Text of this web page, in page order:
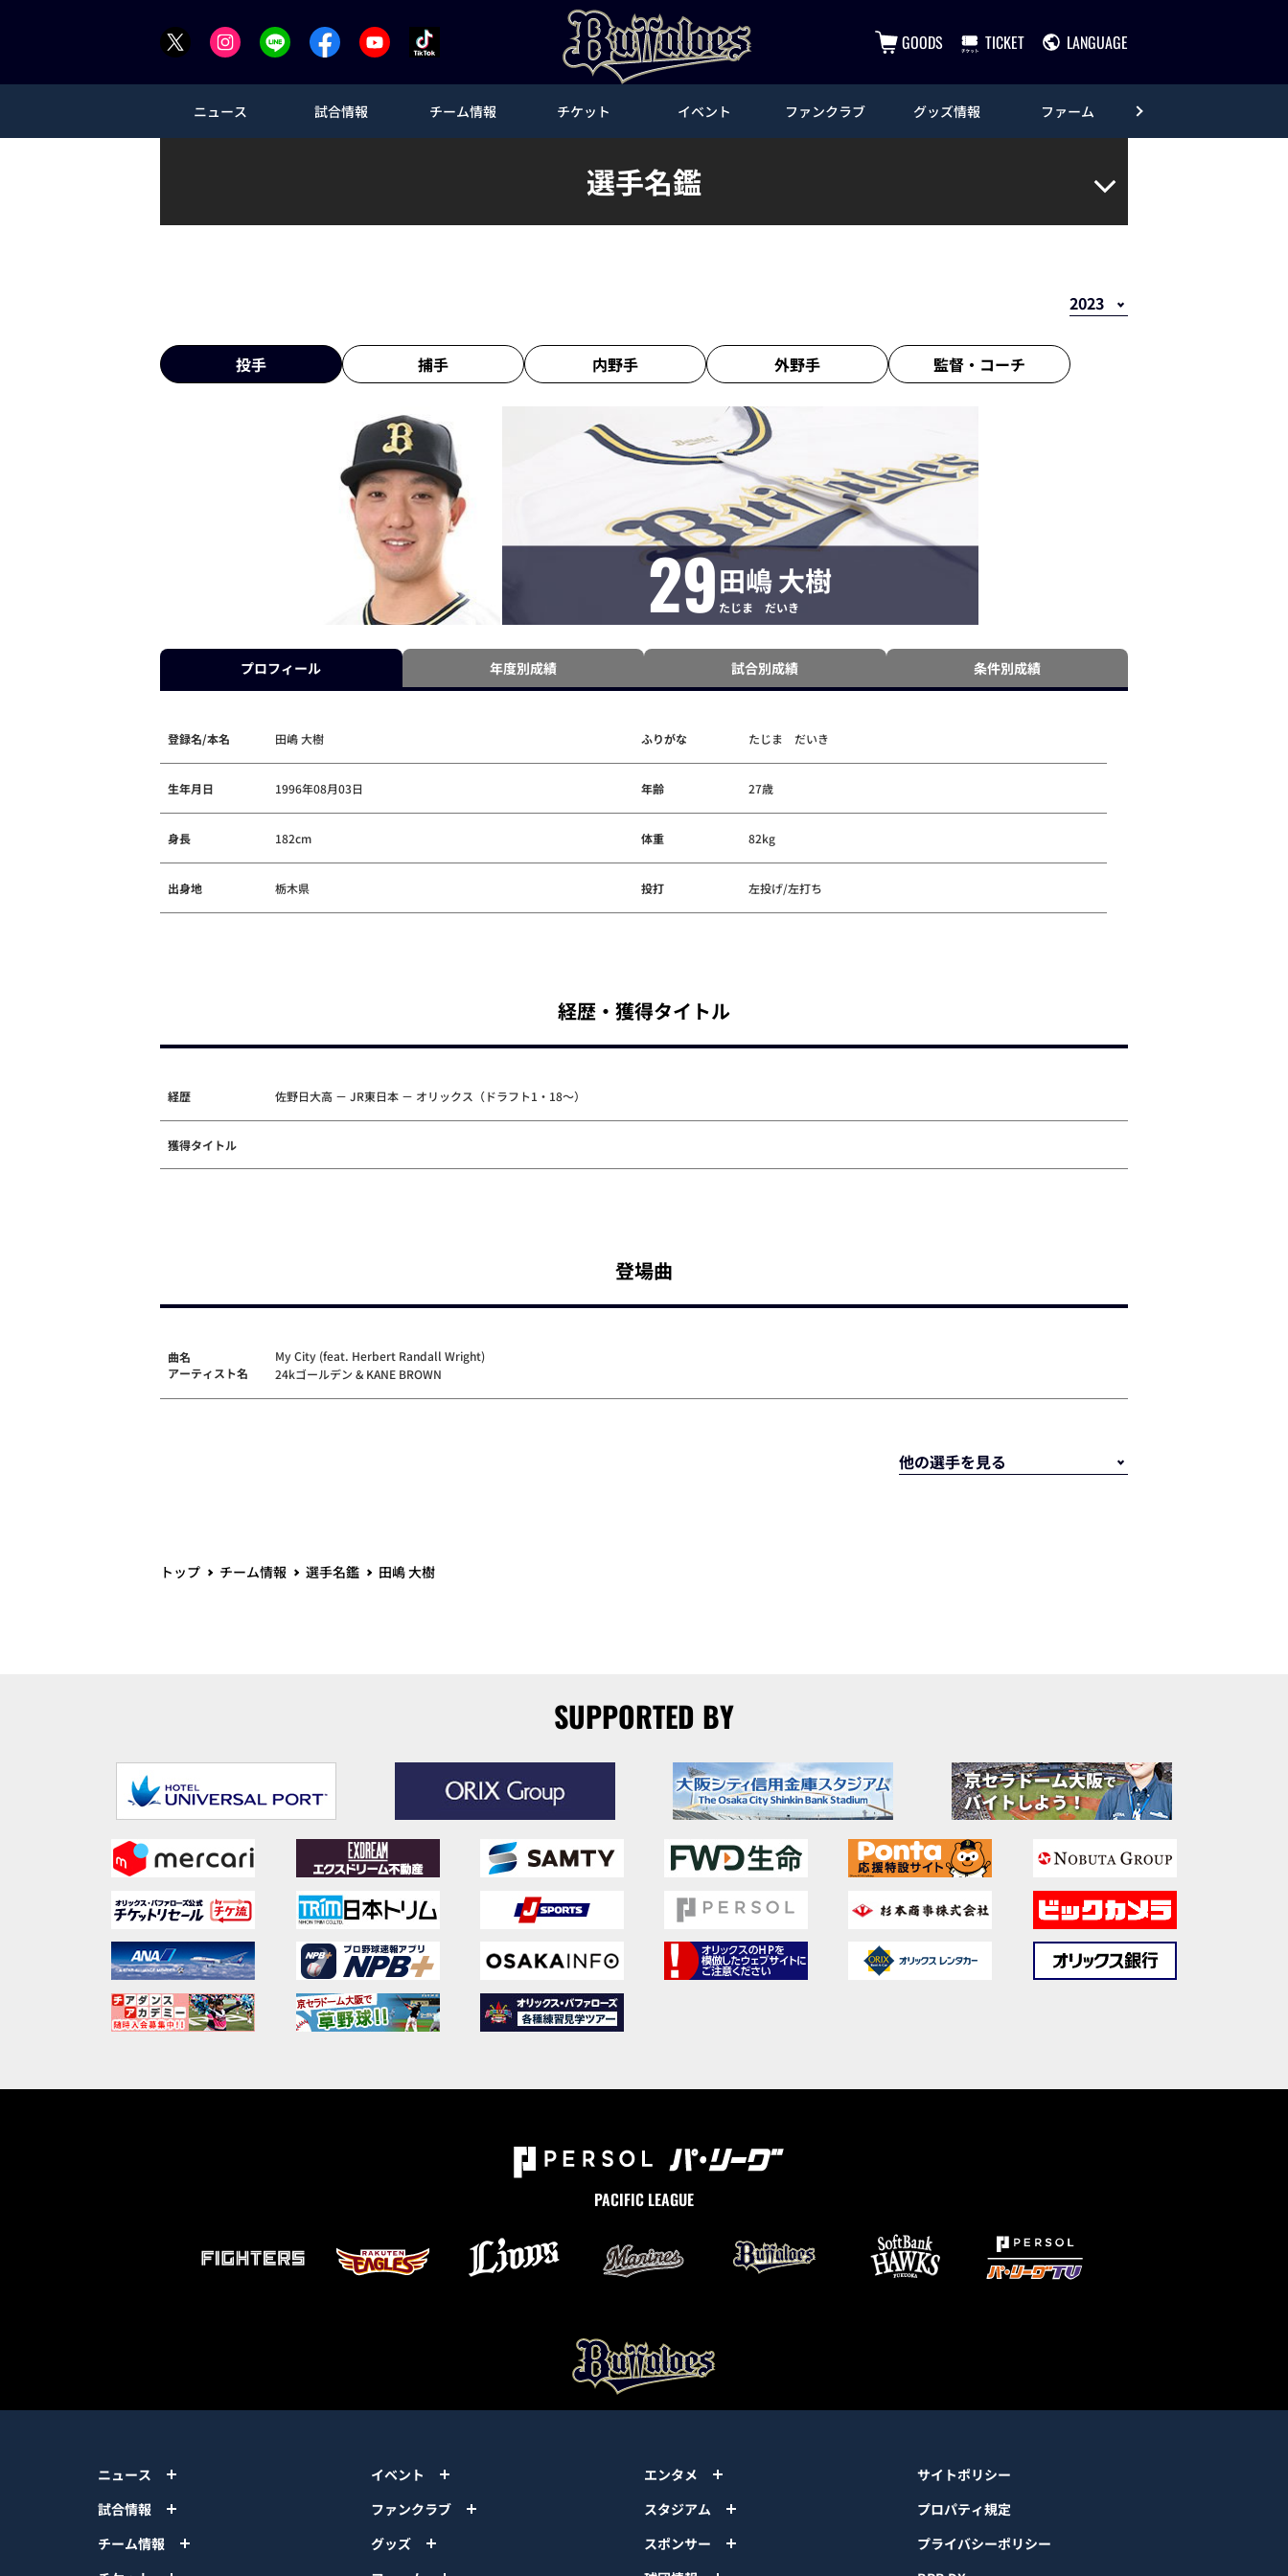
GOODS TICKET LANGUAGE
ニュース 試合情報 チーム情報 チケット イベント ファンクラブ グッズ情報 ファーム
選手名鑑
投手 捕手 内野手 外野手 監督・ コーチ
29田嶋 大樹
たじま だいき
プロフィール 年度別成績 試合別成績 条件別成績
登録名/本名 田嶋 大樹 ふりがな たじま だいき
生年月日 1996年08月03日 年齢 27歳
身長 182cm 体重 82kg
出身地 栃木県 投打 左投げ/左打ち
経歴・獲得タイトル
経歴 佐野日大高 － JR東日本 － オリックス（ドラフト1・18～）
獲得タイトル
登場曲
曲名
アーティスト名
My City (feat. Herbert Randall Wright)
24kゴールデン & KANE BROWN
トップ チーム情報 選手名鑑 田嶋 大樹
SUPPORTED BY
PACIFIC LEAGUE
ニュース
試合情報
チーム情報
イベント
ファンクラブ
グッズ
エンタメ
スタジアム
スポンサー
サイトポリシー
プロパティ規定
プライバシーポリシー